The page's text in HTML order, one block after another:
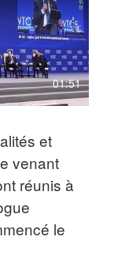
01:51
et
venant
réunis à
le